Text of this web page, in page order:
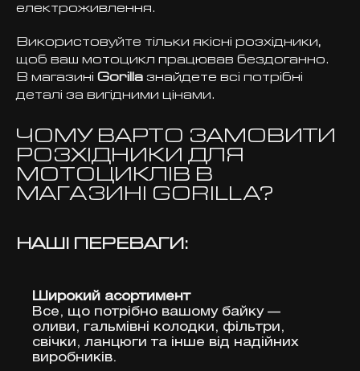
електроживлення.
Використовуйте тільки якісні розхідники,
щоб ваш мотоцикл працював бездоганно.
В магазині Gorilla знайдете всі потрібні
деталі за вигідними цінами.
ЧОМУ ВАРТО ЗАМОВИТИ
РОЗХІДНИКИ ДЛЯ
МОТОЦИКЛІВ В
МАГАЗИНІ GORILLA?
НАШІ ПЕРЕВАГИ:
Широкий асортимент
Все, що потрібно вашому байку —
оливи, гальмівні колодки, фільтри,
свічки, ланцюги та інше від надійних
виробників.